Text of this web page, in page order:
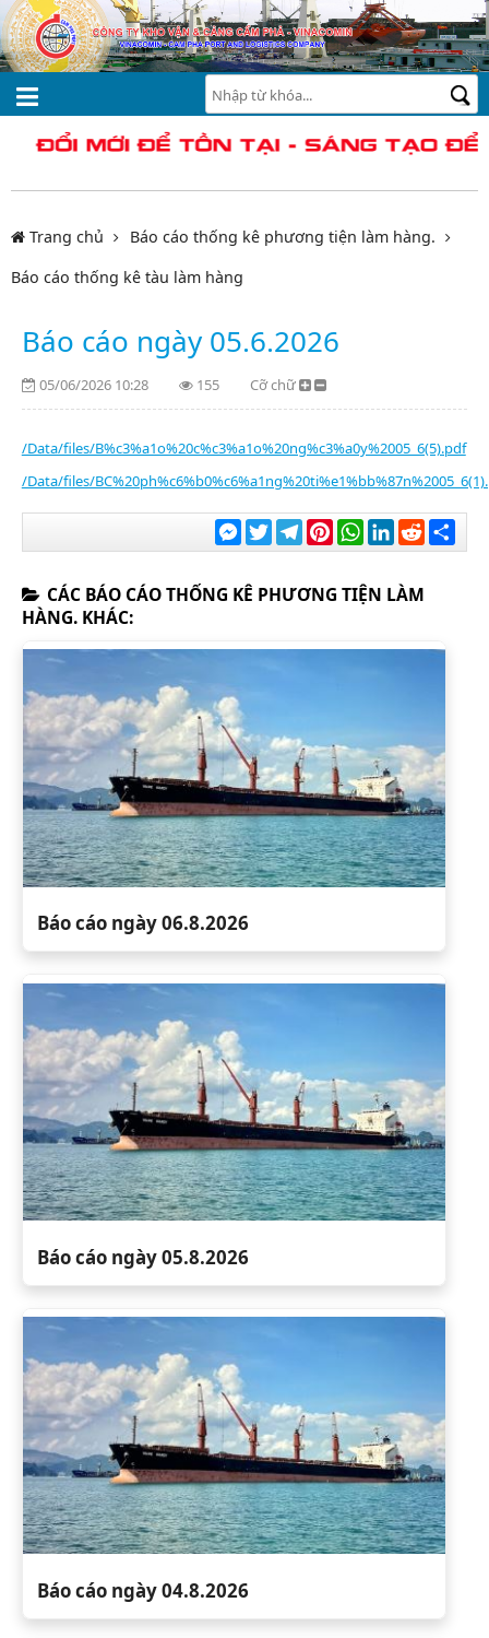
Trang chủ
Báo cáo thống kê phương tiện làm hàng.
Báo cáo thống kê tàu làm hàng
Báo cáo ngày 05.6.2026
05/06/2026 10:28 155 Cỡ chữ
/Data/files/B%c3%a1o%20c%c3%a1o%20ng%c3%a0y%2005_6(5).pdf
/Data/files/
Messenger
TwitterTelegramPinterestWhatsApp
LinkedIn
Reddit
CÁC BÁO CÁO THỐNG KÊ PHƯƠNG TIỆN LÀM
HÀNG. KHÁC:
Báo cáo ngày 06.8.2026
Báo cáo ngày 05.8.2026
Báo cáo ngày 04.8.2026